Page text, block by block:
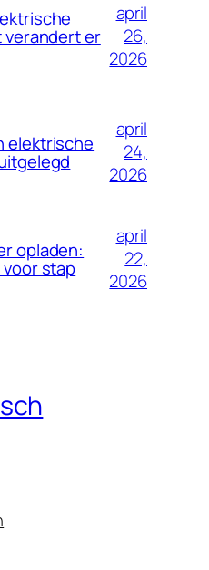
verandert er
april
26,
2026
elektrische
april
24,
2026
opladen:
stap
april
22,
2026